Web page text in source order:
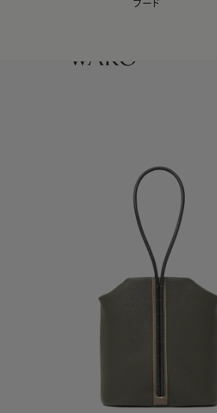
【会員様限定】夏のプレゼントキャンペ
フード